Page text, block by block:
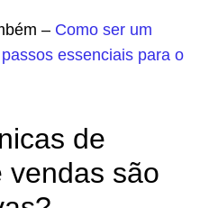
– Como ser um
essenciais para o
de
vendas são